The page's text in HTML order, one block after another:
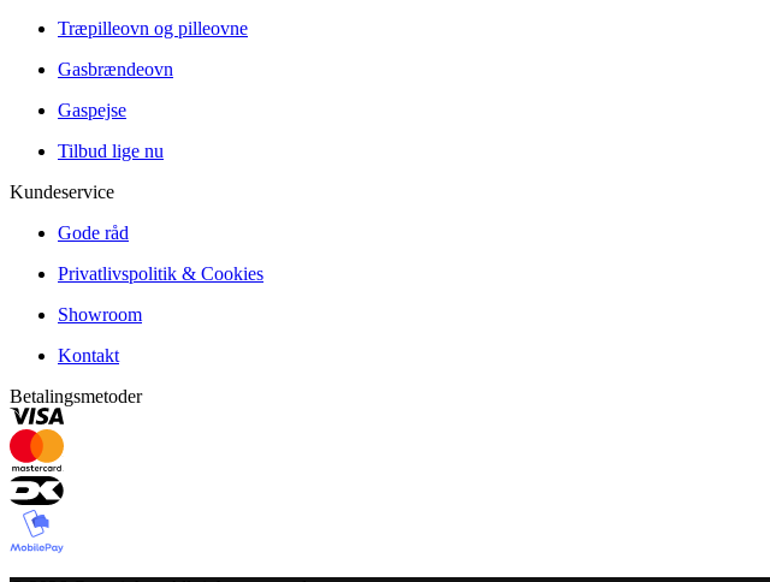
Træpilleovn og pilleovne
Gasbrændeovn
Gaspejse
Tilbud lige nu
Kundeservice
Gode råd
Privatlivspolitik & Cookies
Showroom
Kontakt
Betalingsmetoder